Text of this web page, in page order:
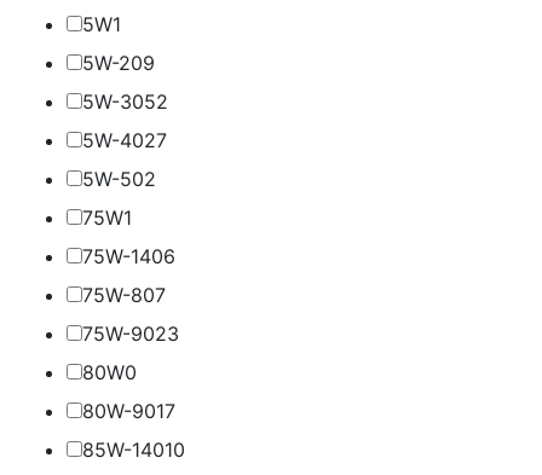
5W1
5W-209
5W-3052
5W-4027
5W-502
75W1
75W-1406
75W-807
75W-9023
80W0
80W-9017
85W-14010